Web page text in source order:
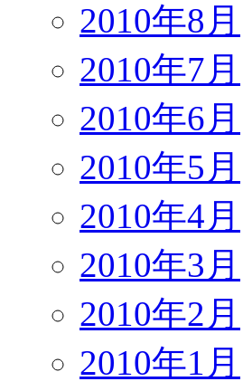
2010年8月
2010年7月
2010年6月
2010年5月
2010年4月
2010年3月
2010年2月
2010年1月